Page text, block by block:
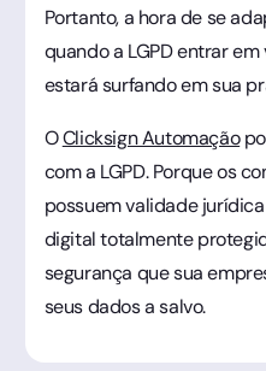
Portanto, a hora de se
quando a LGPD entrar
estará surfando em sua
OClicksign Automação
com a LGPD. Porque os
possuem validade
digital totalmente
segurança que sua
seus dados a salvo.